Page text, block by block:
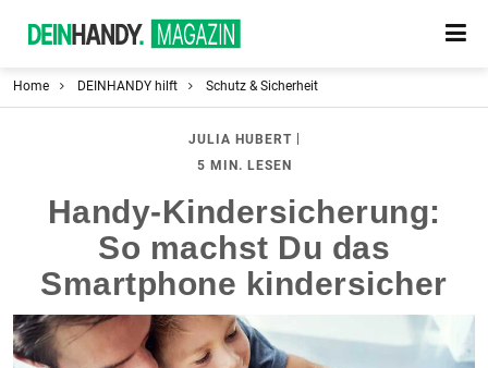
Home DEINHANDY hilft Schutz & Sicherheit
JULIA HUBERT|
5 MIN. LESEN
Handy-Kindersicherung:
So machst Du das
Smartphone kindersicher